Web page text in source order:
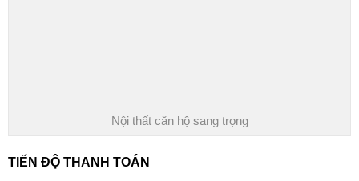
Nội thất căn hộ sang trọng
TIẾN ĐỘ THANH TOÁN